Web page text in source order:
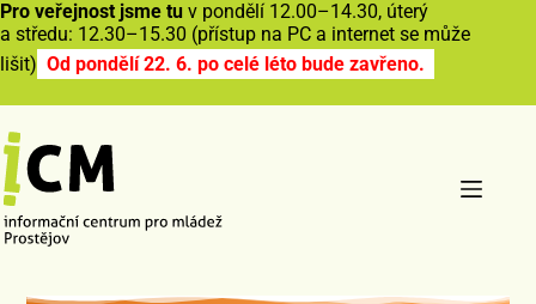
Pro veřejnost jsme tu v pondělí 12.00–14.30, úterý
a středu: 12.30–15.30 (přístup na PC a internet se může
lišit) Od pondělí 22. 6. po celé léto bude zavřeno.